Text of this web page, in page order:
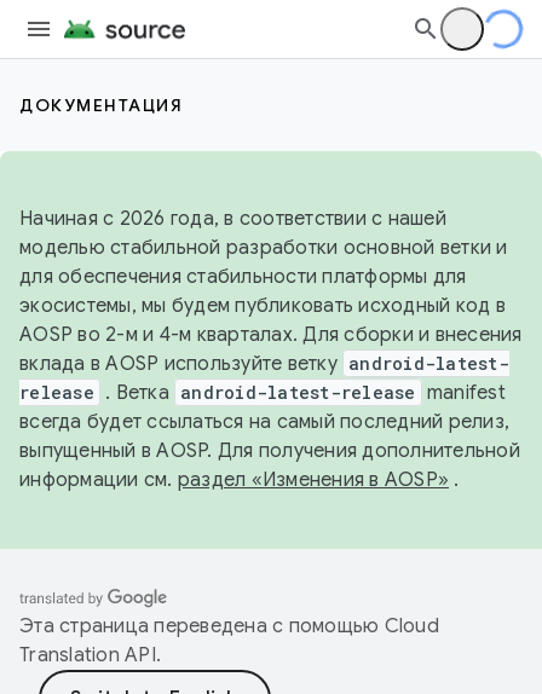
ДОКУМЕНТАЦИЯ
Начиная с 2026 года, в соответствии с нашей
моделью стабильной разработки основной ветки и
для обеспечения стабильности платформы для
экосистемы, мы будем публиковать исходный код в
AOSP во 2-м и 4-м кварталах. Для сборки и внесения
вклада в AOSP используйте ветку android-latest-
release . Ветка android-latest-release manifest
всегда будет ссылаться на самый последний релиз,
выпущенный в AOSP. Для получения дополнительной
информации см. раздел «Изменения в AOSP» .
Эта страница переведена с помощью Cloud
Translation API.